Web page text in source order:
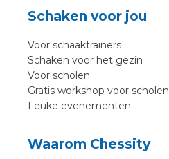
Schaken voor jou
Voor schaaktrainers
Schaken voor het gezin
Voor scholen
Gratis workshop voor scholen
Leuke evenementen
Waarom Chessity